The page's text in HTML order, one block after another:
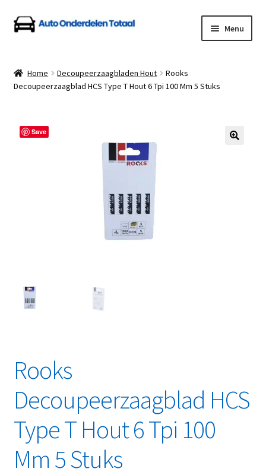
Ga
door
navigatie
Ga
naar
inhoud
Menu
Algemene Voorwaarden
Betalen en Verzenden
My account
Overzicht
Privacybeleid
Retourbeleid
Videos
Home Decoupeerzaagbladen Hout
Rooks
Decoupeerzaagblad HCS Type T Hout 6 Tpi 100 Mm 5 Stuks
Save
Rooks
Decoupeerzaagblad HCS
Type T Hout 6 Tpi 100
Mm 5 Stuks